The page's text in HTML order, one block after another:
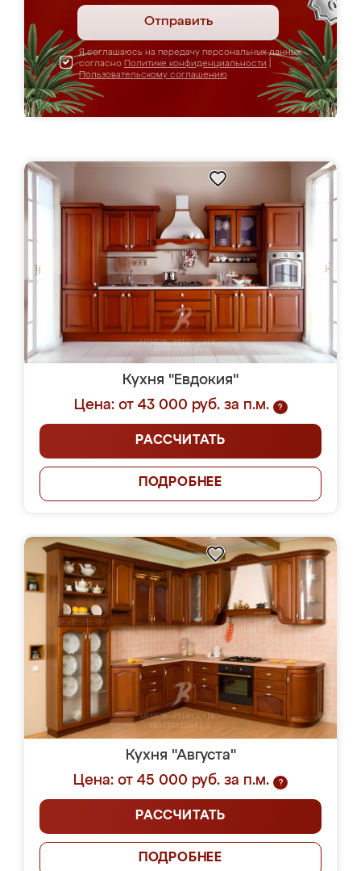
Отправить
Я соглашаюсь на передачу персональных данных
согласно Политике конфиденциальности
Пользовательскому соглашению
Кухня "Евдокия"
Цена: от 43 000 руб. за п.м.
?
РАССЧИТАТЬ
ПОДРОБНЕЕ
Кухня "Августа"
Цена: от 45 000 руб. за п.м.
?
РАССЧИТАТЬ
ПОДРОБНЕЕ